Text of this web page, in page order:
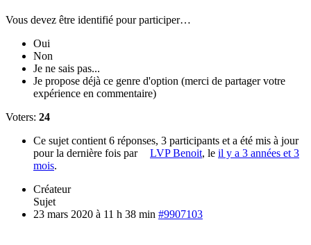
Vous devez être identifié pour participer…
Oui
Non
Je ne sais pas...
Je propose déjà ce genre d'option (merci de partager votre
expérience en commentaire)
Voters: 24
Ce sujet contient 6 réponses, 3 participants et a été mis à jour
pour la dernière fois par
LVP Benoit, le il y a 3 années et 3
mois.
Créateur
Sujet
23 mars 2020 à 11 h 38 min #9907103